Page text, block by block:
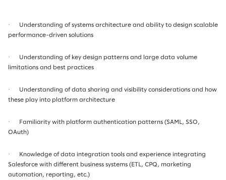
· Understanding of systems architecture and ability to design scalable
performance-driven solutions
· Understanding of key design patterns and large data volume
limitations and best practices
· Understanding of data sharing and visibility considerations and how
these play into platform architecture
· Familiarity with platform authentication patterns (SAML, SSO,
OAuth)
· Knowledge of data integration tools and experience integrating
Salesforce with different business systems (ETL, CPQ, marketing
automation, reporting, etc.)